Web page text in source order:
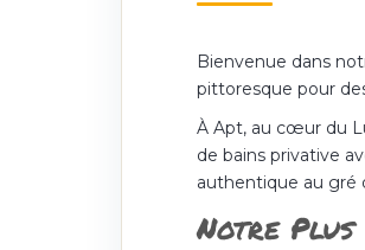
Bienvenue dans
pittoresque pour
À Apt, au cœur du
de bains privative
authentique au gré
Notre Plus